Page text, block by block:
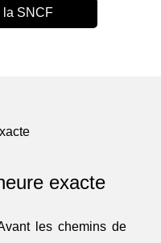
la SNCF
exacte
les chemins de